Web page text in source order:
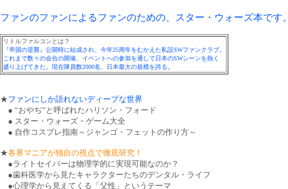
ファンのファンによるファンのための、スター・ウォーズ本です。
リトルファルコンとは？
『帝国の逆襲』公開時に結成され、今年25周年をむかえた私設SWファンクラブ。
これまで数々の会合の開催、イベントへの参加を通して日本のSWシーンを熱く
盛り上げてきた。現在隊員数2000名、日本最大の規模を誇る。
★ファンにしか語れないディープな世界
● “おやぢ”と呼ばれたハリソン・フォード
● スター・ウォーズ・ゲーム大全
● 自作コスプレ指南～ジャンゴ・フェットの作り方～
★各界マニアが独自の視点で徹底研究！
●ライトセイバーは物理学的に実現可能なのか？
●歯科医学から見たキャラクターたちのデンタル・ライフ
●心理学から見えてくる「父性」というテーマ